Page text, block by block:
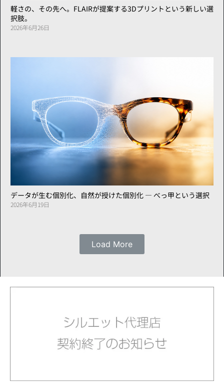
軽さの、その先へ。FLAIRが提案する3Dプリントという新しい選
択肢。
2026年6月26日
データが生む個別化、自然が授けた個別化 ― べっ甲という選択
2026年6月19日
Load More